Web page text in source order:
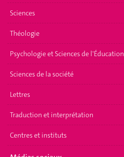
Sciences
Théologie
Psychologie et Sciences de l'Éducation
Sciences de la société
Lettres
Traduction et interprétation
Centres et instituts